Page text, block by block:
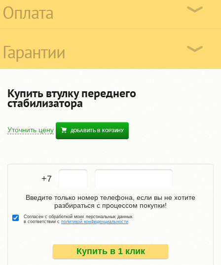
Оплата
Гарантии
Купить втулку переднего
стабилизатора
Уточнить цену ДОБАВИТЬ В КОРЗИНУ
+7
Купить в 1 клик
Введите только номер телефона, если вы не хотите
разбираться с процессом покупки!
Согласен с обработкой моих персональных данных
в соответствии с политикой конфиденциальности